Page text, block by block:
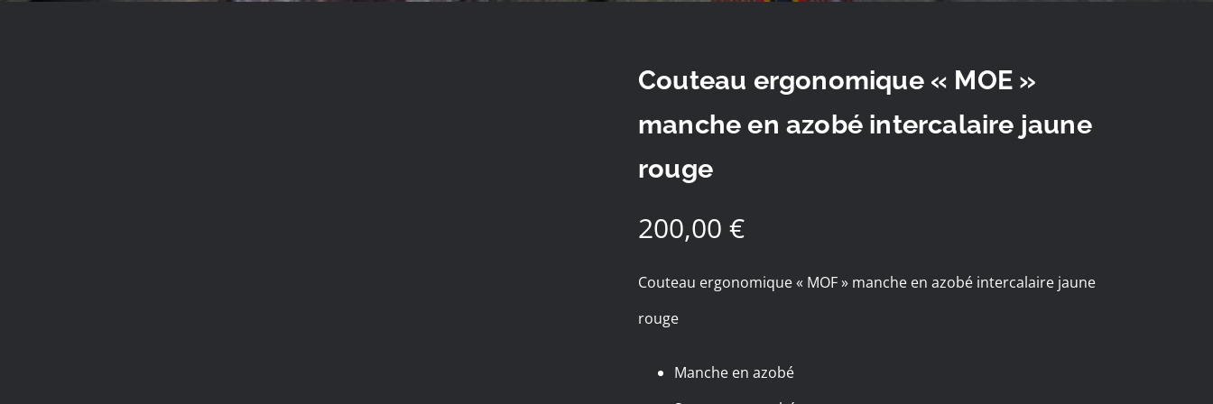
Couteau ergonomique « MOE »
manche en azobé intercalaire jaune
rouge
200,00 €
Couteau ergonomique « MOF » manche en azobé intercalaire jaune
rouge
Manche en azobé